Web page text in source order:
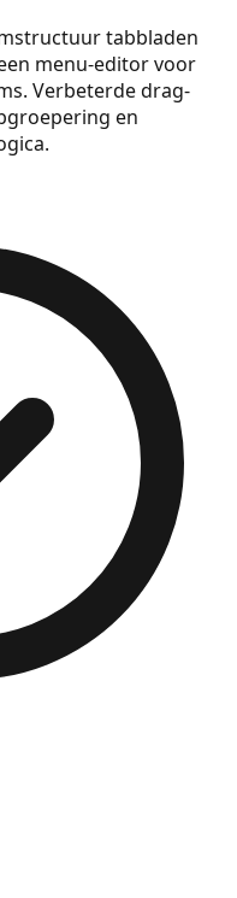
tabbladen
menu-editor voor
Verbeterde drag-
en